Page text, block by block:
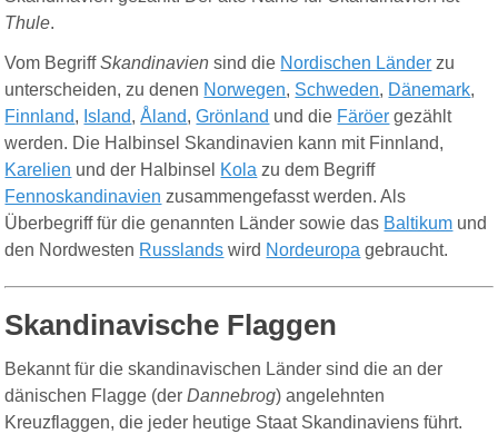
Thule.
Vom BegriffSkandinavien sind die Nordischen Länder zu
unterscheiden, zu denen Norwegen, Schweden, Dänemark,
Finnland, Island,Åland,Grönland und die Färöer gezählt
werden. Die Halbinsel Skandinavien kann mit Finnland,
Karelien und der Halbinsel Kola zu dem Begriff
Fennoskandinavien zusammengefasst werden. Als
Überbegriff für die genannten Länder sowie das Baltikum und
den Nordwesten Russlands wird Nordeuropa gebraucht.
Skandinavische Flaggen
Bekannt für die skandinavischen Länder sind die an der
dänischen Flagge (derDannebrog) angelehnten
Kreuzflaggen, die jeder heutige Staat Skandinaviens führt.